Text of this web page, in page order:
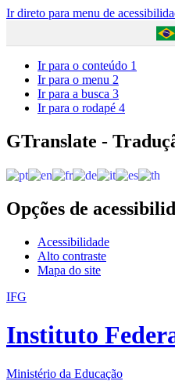
Ir direto para menu de
Ir para o conteúdo 1
Ir para o menu 2
Ir para a busca 3
Ir para o rodapé 4
GTranslate -
Opções de
Acessibilidade
Alto contraste
Mapa do site
IFG
Instituto
Ministério da Educação